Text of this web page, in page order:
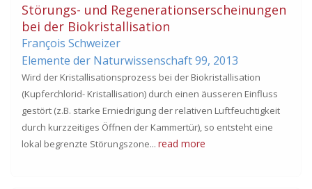
Störungs- und Regenerationserscheinungen
bei der Biokristallisation
François Schweizer
Elemente der Naturwissenschaft 99, 2013
Wird der Kristallisationsprozess bei der Biokristallisation
(Kupferchlorid- Kristallisation) durch einen äusseren Einfluss
gestört (z.B. starke Erniedrigung der relativen Luftfeuchtigkeit
durch kurzzeitiges Öffnen der Kammertür), so entsteht eine
lokal begrenzte Störungszone... read more